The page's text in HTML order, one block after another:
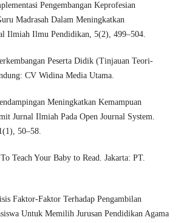
Pengembangan Keprofesian
Madrasah Dalam Meningkatkan
Ilmiah Ilmu Pendidikan, 5(2), 499–504.
Peserta Didik (Tinjauan Teori-
CV Widina Media Utama.
Meningkatkan Kemampuan
Jurnal Ilmiah Pada Open Journal System.
50–58.
Teach Your Baby to Read. Jakarta: PT.
Faktor-Faktor Terhadap Pengambilan
Untuk Memilih Jurusan Pendidikan Agama